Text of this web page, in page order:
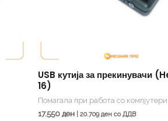
USB кутија за прекинувачи
16)
Помагала при работа со компјутери
17.550ден 20.709ден со ДДВ